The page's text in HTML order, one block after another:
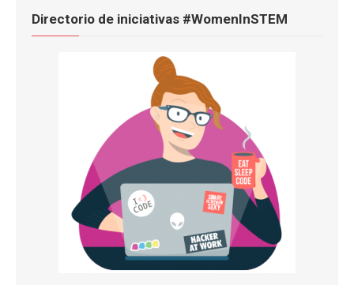
Directorio de iniciativas #WomenInSTEM